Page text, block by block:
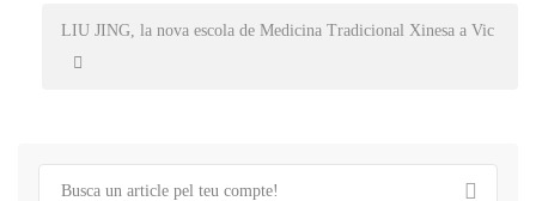
navigation
LIU JING, la nova escola de Medicina Tradicional Xinesa a Vic